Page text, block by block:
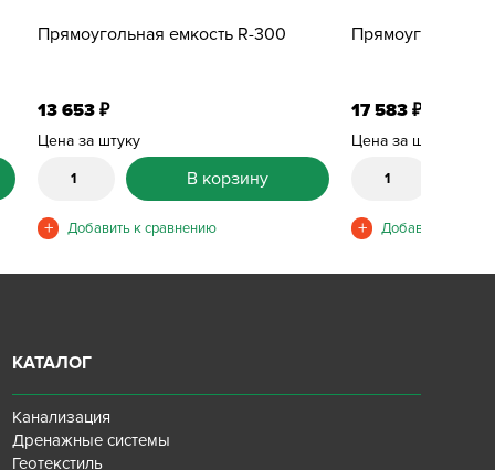
Прямоугольная емкость R-300
13 653₽
Цена за штуку
В корзину
Прямоугольная
17 583₽
Цена за штуку
КАТАЛОГ
Канализация
Дренажные системы
Геотекстиль